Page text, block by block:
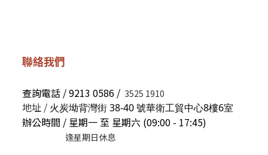
聯絡我們
查詢電話 / 9213 0586 / 3525 1910
地址 / 火炭坳背灣街 38-40 號華衛工貿中心8樓6室
辦公時間 / 星期一 至 星期六 (09:00 - 17:45)
逢星期日休息